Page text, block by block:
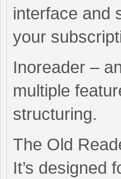
interface and
your
Inoreader –
multiple
structuring.
The Old
It’s designed